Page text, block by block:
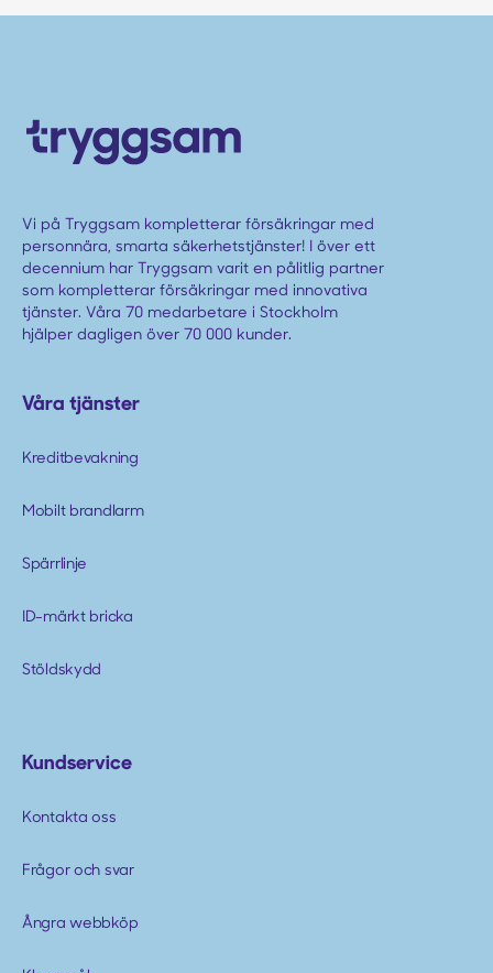
Vi på Tryggsam kompletterar försäkringar med
personnära, smarta säkerhetstjänster! I över ett
decennium har Tryggsam varit en pålitlig partner
som kompletterar försäkringar med innovativa
tjänster. Våra 70 medarbetare i Stockholm
hjälper dagligen över 70 000 kunder.
Våra tjänster
Kreditbevakning
Mobilt brandlarm
Spärrlinje
ID-märkt bricka
Stöldskydd
Kundservice
Kontakta oss
Frågor och svar
Ångra webbköp